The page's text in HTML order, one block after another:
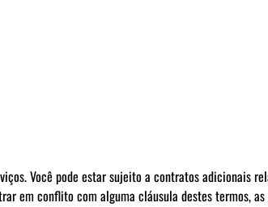
Você pode estar sujeito a contratos adicionais
em conflito com alguma cláusula destes termos,